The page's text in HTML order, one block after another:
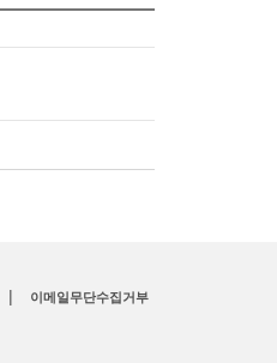
| 이메일무단수집거부